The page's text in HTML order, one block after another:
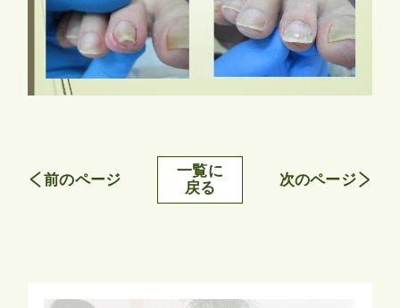
前のページ
一覧に
戻る
次のページ